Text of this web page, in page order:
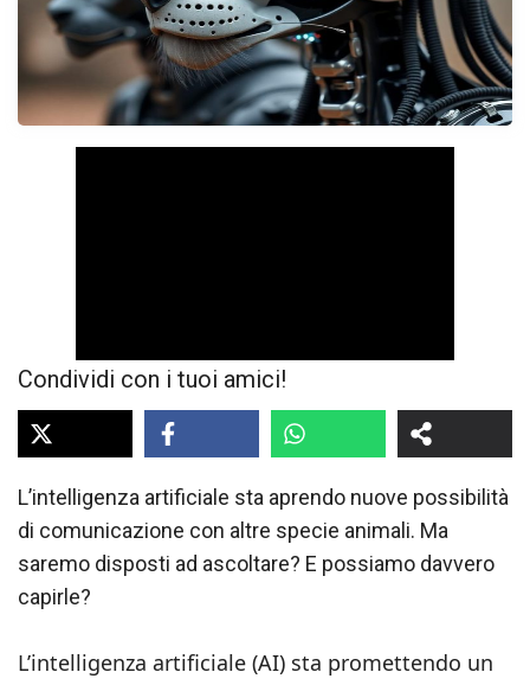
Condividi con i tuoi amici!
L’intelligenza artificiale sta aprendo nuove possibilità
di comunicazione con altre specie animali. Ma
saremo disposti ad ascoltare? E possiamo davvero
capirle?
L’intelligenza artificiale (AI) sta promettendo un